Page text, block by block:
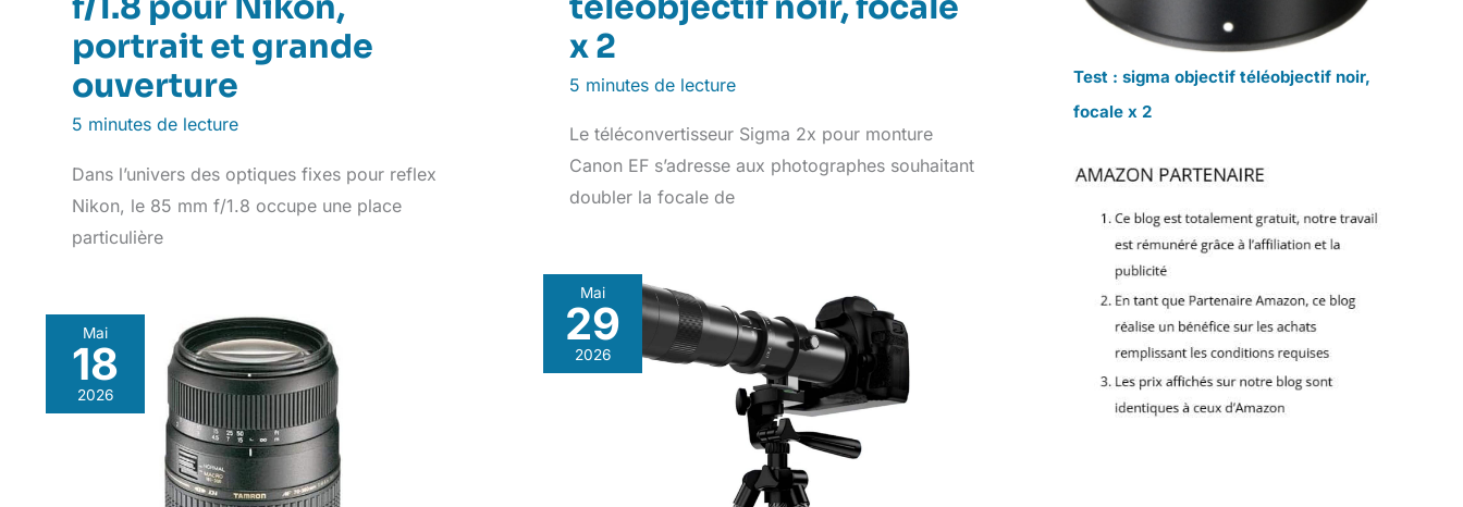
x 2
5 minutes de lecture
Le téléconvertisseur Sigma 2x pour monture
Canon EF s’adresse aux photographes souhaitant
doubler la focale de
portrait et grande
ouverture
5 minutes de lecture
Dans l’univers des optiques fixes pour reflex
Nikon, le 85 mm f/1.8 occupe une place
particulière
Mai
29
2026
Mai
18
2026
Test : sigma objectif téléobjectif noir,
focale x 2